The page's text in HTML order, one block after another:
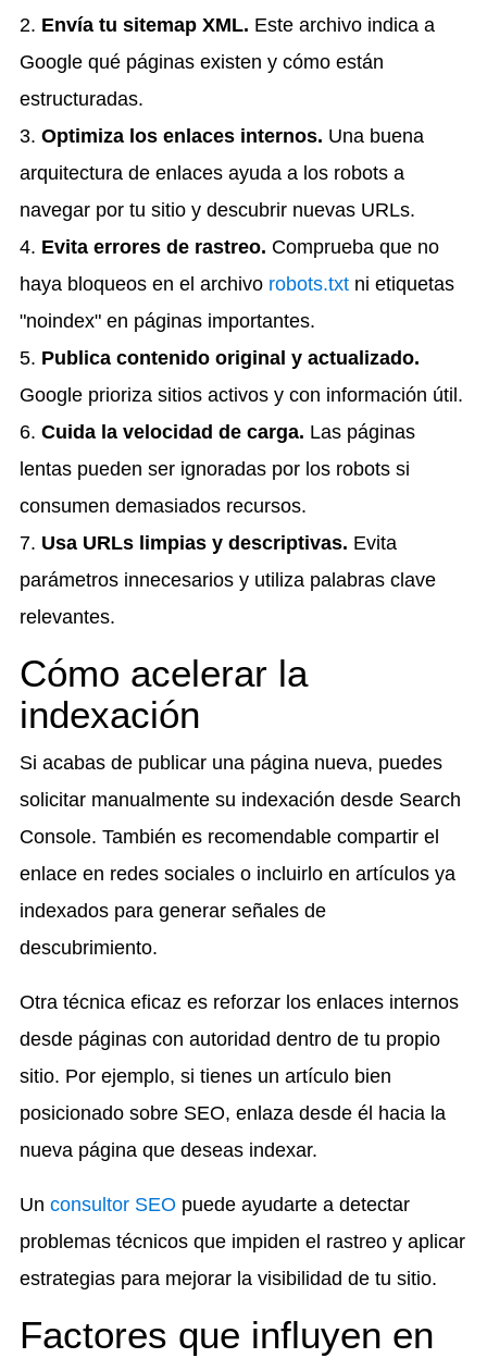
2. Envía tu sitemap XML. Este archivo indica a
Google qué páginas existen y cómo están
estructuradas.
3. Optimiza los enlaces internos. Una buena
arquitectura de enlaces ayuda a los robots a
navegar por tu sitio y descubrir nuevas URLs.
4. Evita errores de rastreo. Comprueba que no
haya bloqueos en el archivo robots.txtni etiquetas
"noindex" en páginas importantes.
5. Publica contenido original y actualizado.
Google prioriza sitios activos y con información útil.
6. Cuida la velocidad de carga. Las páginas
lentas pueden ser ignoradas por los robots si
consumen demasiados recursos.
7. Usa URLs limpias y descriptivas. Evita
parámetros innecesarios y utiliza palabras clave
relevantes.
Cómo acelerar la
indexación
Si acabas de publicar una página nueva, puedes
solicitar manualmente su indexación desde Search
Console. También es recomendable compartir el
enlace en redes sociales o incluirlo en artículos ya
indexados para generar señales de
descubrimiento.
Otra técnica eficaz es reforzar los enlaces internos
desde páginas con autoridad dentro de tu propio
sitio. Por ejemplo, si tienes un artículo bien
posicionado sobre SEO, enlaza desde él hacia la
nueva página que deseas indexar.
Un consultor SEO puede ayudarte a detectar
problemas técnicos que impiden el rastreo y aplicar
estrategias para mejorar la visibilidad de tu sitio.
Factores que influyen en